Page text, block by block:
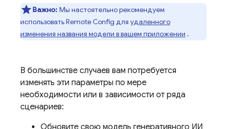
Важно: Мы настоятельно рекомендуем
использоватьRemote Config для удаленного
изменения названия модели в вашем приложении .
В большинстве случаев вам потребуется
изменять эти параметры по мере
необходимости или в зависимости от ряда
сценариев:
Обновите свою модель генеративного ИИ